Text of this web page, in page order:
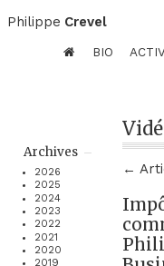
Philippe Crevel
BIO
Archives
2026
2025
2024
2023
2022
2021
2020
2019
←